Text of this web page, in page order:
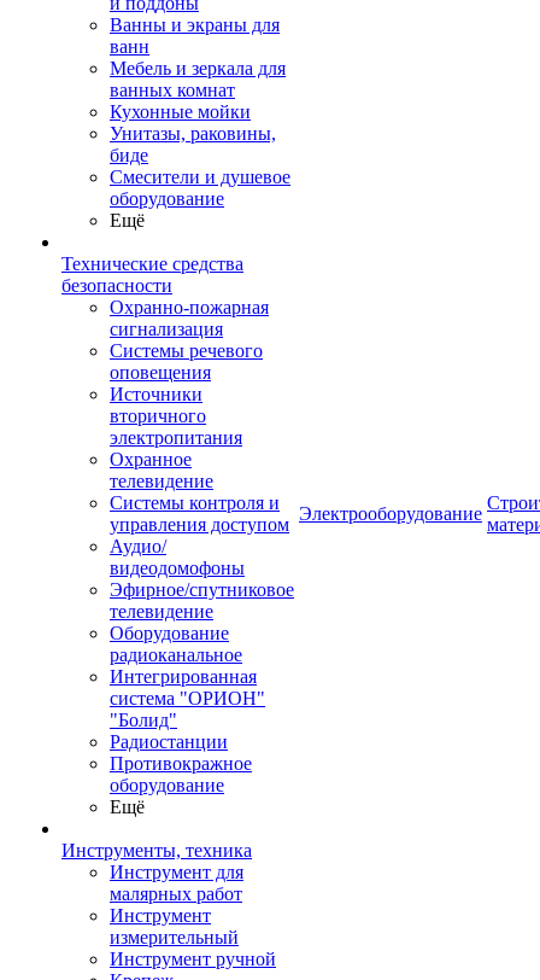
Ванны и экраны для
ванн
Мебель и зеркала для
ванных комнат
Кухонные мойки
Унитазы, раковины,
биде
Смесители и душевое
оборудование
Ещё
Технические средства
безопасности
Охранно-пожарная
сигнализация
Системы речевого
оповещения
Источники
вторичного
электропитания
Охранное
телевидение
Системы контроля и
управления доступом
Аудио/
видеодомофоны
Эфирное/спутниковое
телевидение
Оборудование
радиоканальное
Интегрированная
система "ОРИОН"
"Болид"
Радиостанции
Противокражное
оборудование
Ещё
Инструменты, техника
Инструмент для
малярных работ
Инструмент
измерительный
Инструмент ручной
Электрооборудование